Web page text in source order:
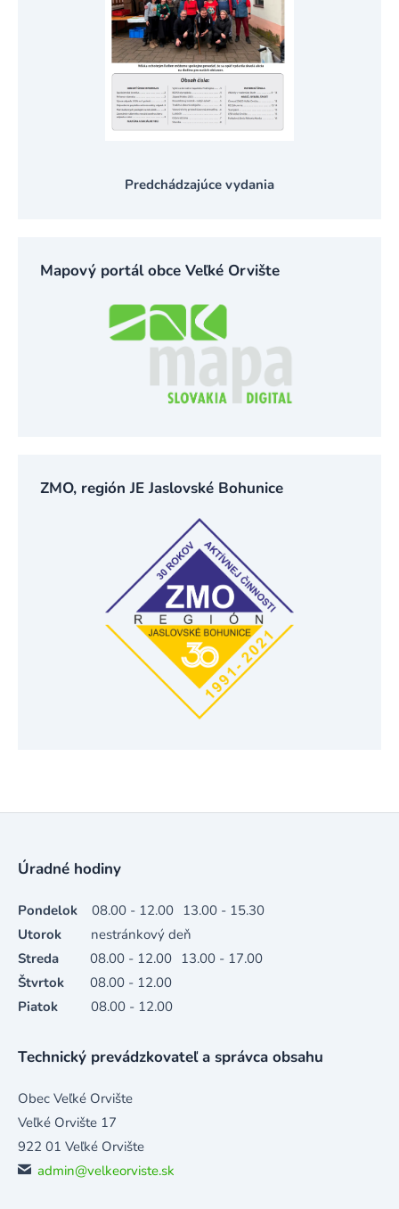
Predchádzajúce vydania
Mapový portál obce Veľké Orvište
ZMO, región JE Jaslovské Bohunice
Úradné hodiny
Pondelok 08.00 - 12.00 13.00 - 15.30
Utorok
nestránkový deň
Streda
08.00 - 12.00 13.00 - 17.00
Štvrtok
08.00 - 12.00
Piatok
08.00 - 12.00
Technický prevádzkovateľ a správca obsahu
Obec Veľké Orvište
Veľké Orvište 17
922 01 Veľké Orvište
admin@velkeorviste.sk